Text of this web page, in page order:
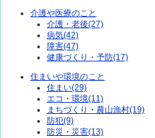
介護や医療のこと
介護・老後(27)
病気(42)
障害(47)
健康づくり・予防(17)
住まいや環境のこと
住まい(29)
エコ・環境(11)
まちづくり・農山漁村(19)
防犯(9)
防災・災害(13)